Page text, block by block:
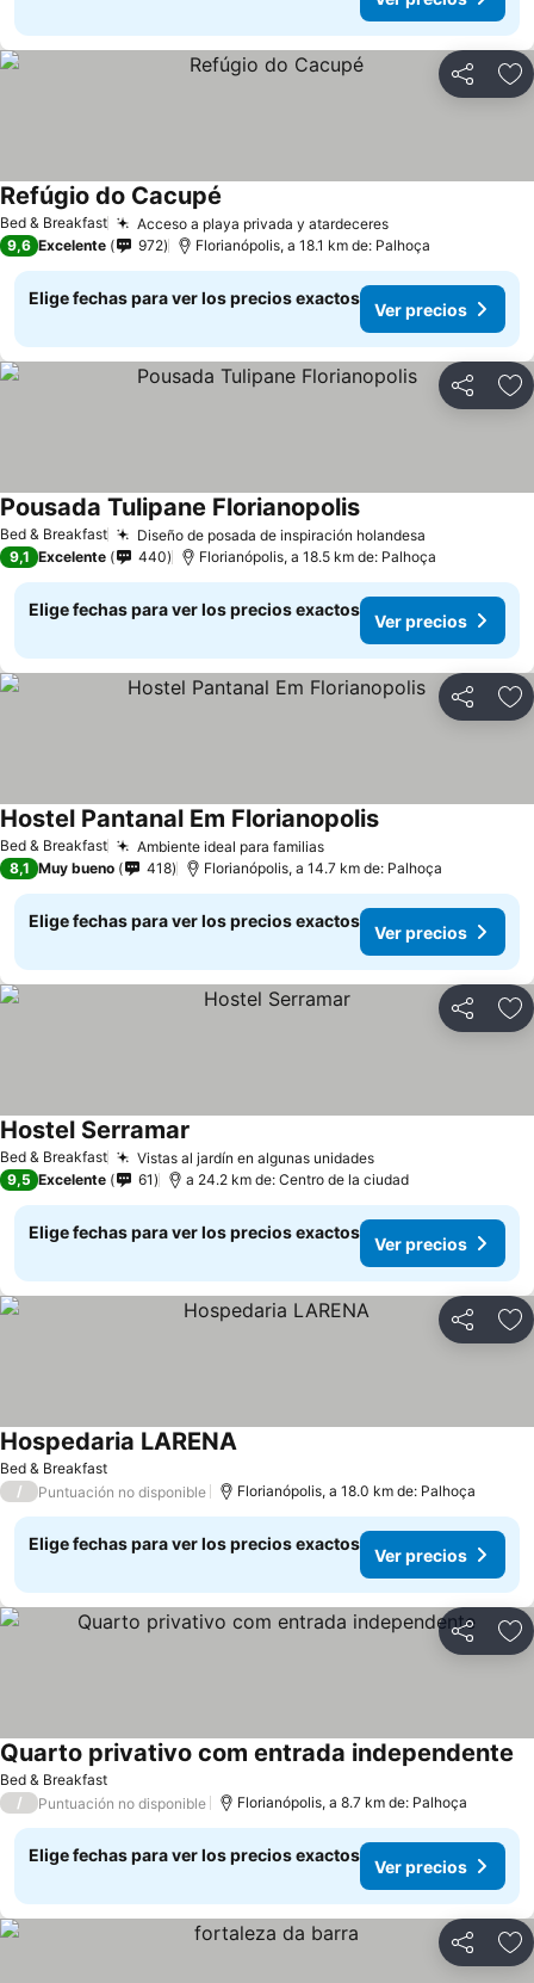
Compartir
Bed & Breakfast Acceso a playa privada y atardeceres
Refúgio do Cacupé
9,6 Excelente 972 Florianópolis, a 18.1 km de: Palhoça
Elige fechas para ver los precios exactos
Ver precios
Compartir
Bed & Breakfast Diseño de posada de inspiración holandesa
Pousada Tulipane Florianopolis
9,1 Excelente 440 Florianópolis, a 18.5 km de: Palhoça
Elige fechas para ver los precios exactos
Ver precios
Compartir
Bed & Breakfast Ambiente ideal para familias
Hostel Pantanal Em Florianopolis
8,1 Muy bueno 418 Florianópolis, a 14.7 km de: Palhoça
Elige fechas para ver los precios exactos
Ver precios
Compartir
Bed & Breakfast Vistas al jardín en algunas unidades
Hostel Serramar
9,5 Excelente 61 a 24.2 km de: Centro de la ciudad
Elige fechas para ver los precios exactos
Ver precios
Compartir
Bed & Breakfast
Hospedaria LARENA
/ Puntuación no disponible Florianópolis, a 18.0 km de: Palhoça
Elige fechas para ver los precios exactos
Ver precios
Compartir
Bed & Breakfast
Quarto privativo com entrada independente
/ Puntuación no disponible Florianópolis, a 8.7 km de: Palhoça
Elige fechas para ver los precios exactos
Ver precios
Compartir